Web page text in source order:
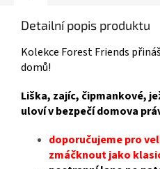
Detailní popis produktu
Kolekce Forest Friends
domů!
Liška, zajíc, čipmankové,
uloví v bezpečí domova
doporučujeme pro
zmáčknout jako